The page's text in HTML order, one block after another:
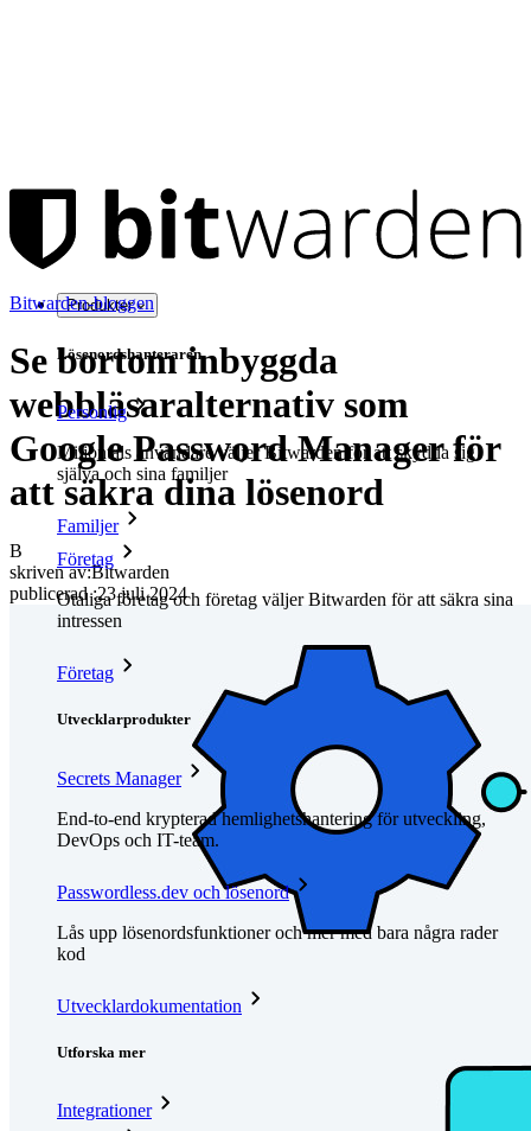
Produkter
Lösenordshanteraren
Personlig
Miljontals användare väljer Bitwarden för att skydda sig
själva och sina familjer
Familjer
Företag
Otaliga företag och företag väljer Bitwarden för att säkra sina
intressen
Företag
Utvecklarprodukter
Secrets Manager
End-to-end krypterad hemlighetshantering för utveckling,
DevOps och IT-team.
Passwordless.dev och lösenord
Lås upp lösenordsfunktioner och mer med bara några rader
kod
Utvecklardokumentation
Utforska mer
Integrationer
Bitwarden-bloggen
Se bortom inbyggda
webbläsaralternativ som
Google Password Manager för
att säkra dina lösenord
B
skriven av:Bitwarden
publicerad:23 juli 2024